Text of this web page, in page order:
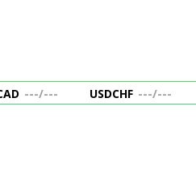
---/--- USDCHF ---/---